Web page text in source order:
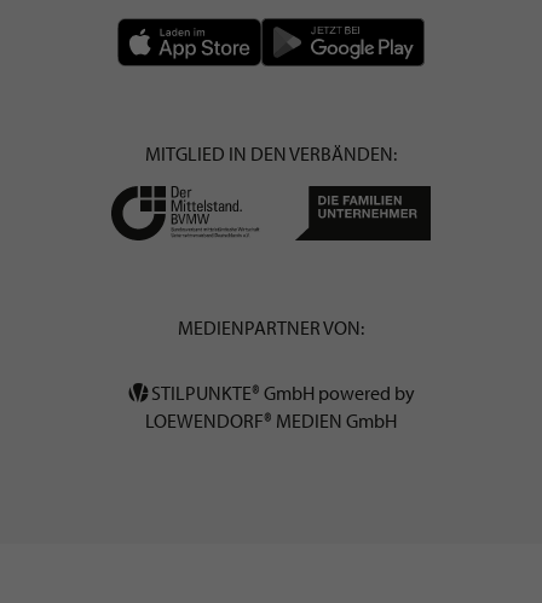
MITGLIED IN DEN VERBÄNDEN:
MEDIENPARTNER VON:
STILPUNKTE® GmbH powered by
LOEWENDORF® MEDIEN GmbH